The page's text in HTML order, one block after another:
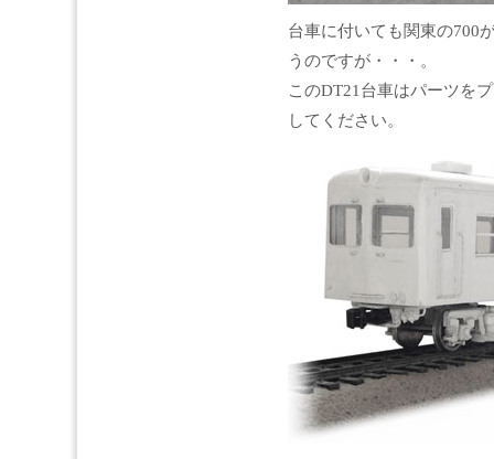
台車に付いても関東の700
うのですが・・・。
このDT21台車はパーツを
してください。